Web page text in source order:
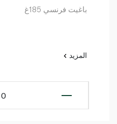
باغيت فرنسي 185غ
المزيد
0